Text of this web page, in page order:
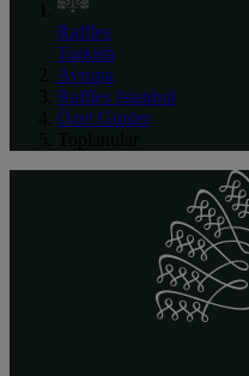
Raffles
Turkish
Avrupa
Raffles Istanbul
Özel Günler